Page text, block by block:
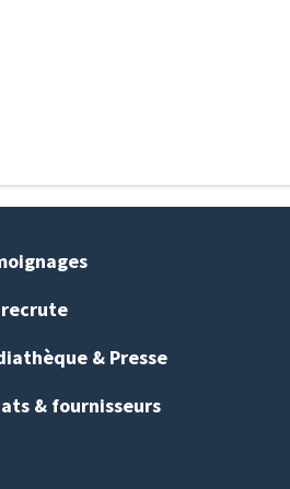
recrute
& Presse
& fournisseurs